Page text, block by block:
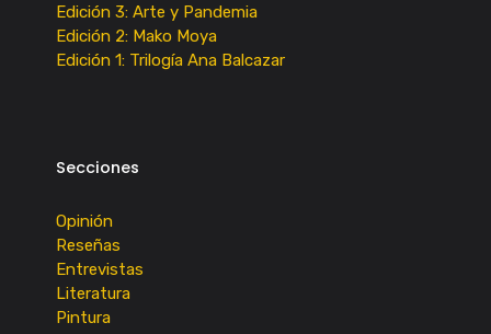
Edición 3: Arte y Pandemia
Edición 2: Mako Moya
Edición 1: Trilogía Ana Balcazar
Secciones
Opinión
Reseñas
Entrevistas
Literatura
Pintura